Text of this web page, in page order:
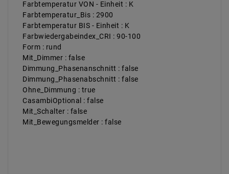
Farbtemperatur VON - Einheit : K
Farbtemperatur_Bis : 2900
Farbtemperatur BIS - Einheit : K
Farbwiedergabeindex_CRI : 90-100
Form : rund
Mit_Dimmer : false
Dimmung_Phasenanschnitt : false
Dimmung_Phasenabschnitt : false
Ohne_Dimmung : true
CasambiOptional : false
Mit_Schalter : false
Mit_Bewegungsmelder : false